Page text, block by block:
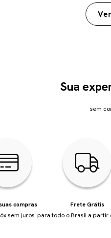
Sua
sem
compras
sem juros
Frete Grátis
para todo o Brasil a partir